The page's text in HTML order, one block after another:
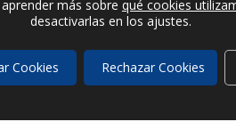
Big Data
más sobre qué cookies
desactivarlas en los ajustes.
Cookies Rechazar Cookies